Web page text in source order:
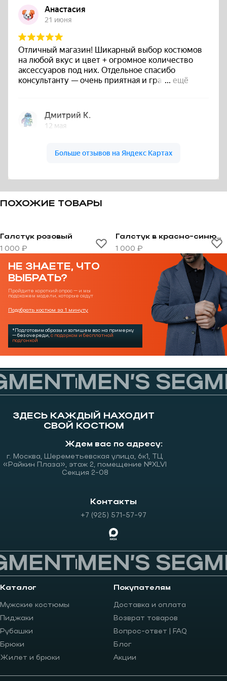
ПОХОЖИЕ ТОВАРЫ
Перейти к товару Галстук розовый
Галстук розовый
1 000 ₽
Перейти к товару
Галстук в красно-синюю полоску
1 000 ₽
НЕ ЗНАЕТЕ, ЧТО
ВЫБРАТЬ?
Пройдите короткий опрос — и мы
подскажем модели, которые сядут
Подобрать костюм за 1 минуту
*Подготовим образы и запишем вас на примерку
— без очереди, с подарком и бесплатной
подгонкой
MEN’S
ЗДЕСЬ КАЖДЫЙ НАХОДИТ
СВОЙ КОСТЮМ
Ждем вас по адресу:
г. Москва, Шереметьевская улица, 6к1, ТЦ
«Райкин Плаза», этаж 2, помещение №XLVI
Секция 2-08
Контакты
+7 (925) 571-57-97
MEN’S
Каталог
Мужские костюмы
Пиджаки
Рубашки
Брюки
Жилет и брюки
Покупателям
Доставка и оплата
Возврат товаров
Вопрос-ответ | FAQ
Блог
Акции